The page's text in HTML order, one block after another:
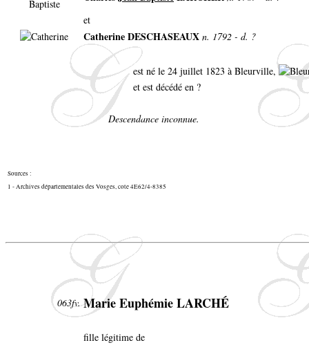
et
Catherine DESCHASEAUX n. 1792 - d. ?
est né le 24 juillet 1823 à Bleurville,
et est décédé en ?
Descendance inconnue.
Sources :
1 - Archives départementales des Vosges, cote 4E62/4-8385
063fv. Marie Euphémie LARCHÉ
fille légitime de